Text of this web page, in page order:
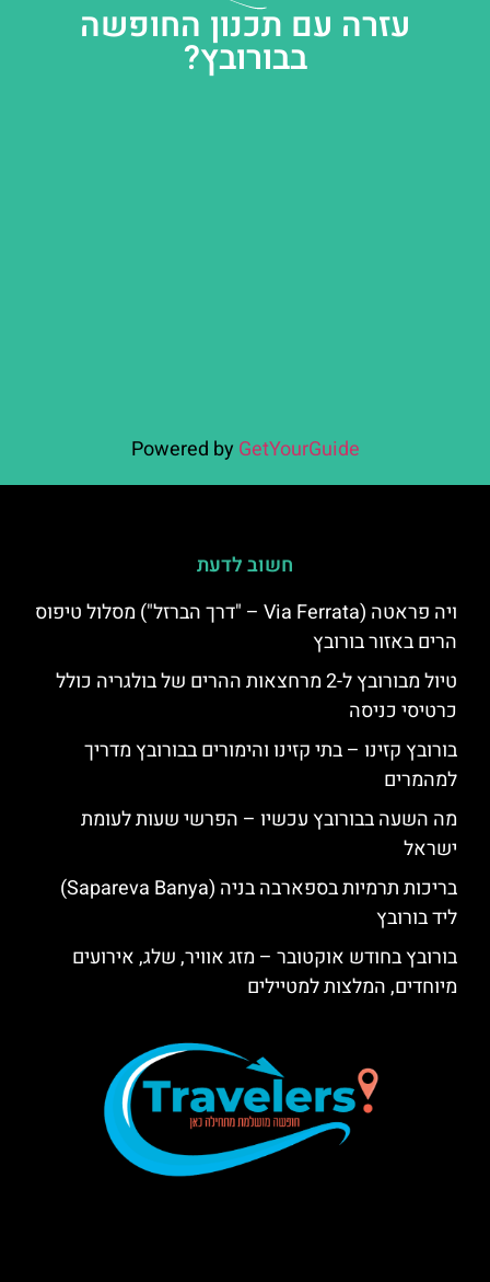
עזרה עם תכנון החופשה
בבורובץ?
Powered by GetYourGuide
חשוב לדעת
ויה פראטה (Via Ferrata – "דרך הברזל") מסלול טיפוס
הרים באזור בורובץ
טיול מבורובץ ל-2 מרחצאות ההרים של בולגריה כולל
כרטיסי כניסה
בורובץ קזינו – בתי קזינו והימורים בבורובץ מדריך
למהמרים
מה השעה בבורובץ עכשיו – הפרשי שעות לעומת
ישראל
בריכות תרמיות בספארבה בניה (Sapareva Banya)
ליד בורובץ
בורובץ בחודש אוקטובר – מזג אוויר, שלג, אירועים
מיוחדים, המלצות למטיילים